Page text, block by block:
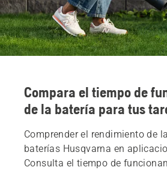
Compara el tiempo de
de la batería para tus
Comprender el rendimiento de
baterías Husqvarna en
Consulta el tiempo de